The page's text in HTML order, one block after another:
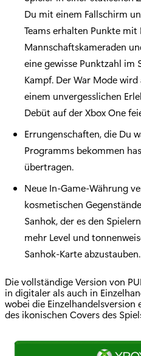
Du mit einem Fallschirm
Teams erhalten Punkte
Mannschaftskameraden
eine gewisse Punktzahl im
Kampf. Der War Mode
einem unvergesslichen
Debüt auf der Xbox One
Errungenschaften, die Du
Programms bekommen
übertragen.
Neue In-Game-Währung
kosmetischen
Sanhok, der es den
mehr Level und
Sanhok-Karte abzustauben.
Die vollständige Version von
in digitaler als auch in
wobei die Einzelhandelsversion
des ikonischen Covers des